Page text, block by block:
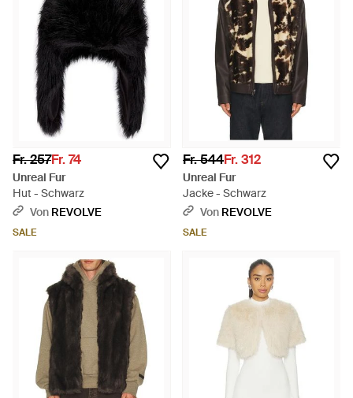
Fr. 257Fr. 74
Unreal Fur
Hut - Schwarz
Von REVOLVE
SALE
Fr. 544Fr. 312
Unreal Fur
Jacke - Schwarz
Von REVOLVE
SALE